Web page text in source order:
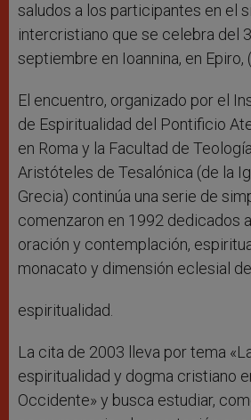
saludos a los participantes en el
intercristiano que se celebra del
septiembre en Ioannina, en Epiro,
El encuentro, organizado por el
de Espiritualidad del Pontificio
en Roma y la Facultad de
Aristóteles de Tesalónica (de la
Grecia) continúa una serie de
comenzaron en 1992 dedicados
oración y contemplación,
monacato y dimensión eclesial
espiritualidad.
La cita de 2003 lleva por tema
espiritualidad y dogma cristiano
Occidente» y busca estudiar,